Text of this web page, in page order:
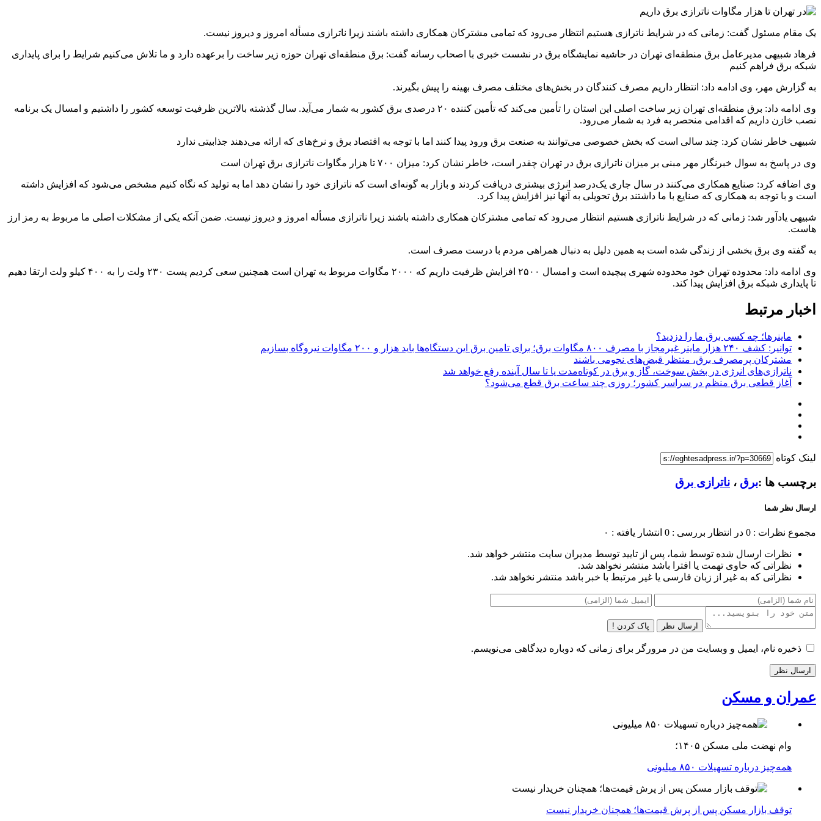
یک مقام مسئول گفت: زمانی که در شرایط ناترازی هستیم انتظار می‌رود که تمامی مشترکان همکاری داشته باشند زیرا ناترازی مسأله امروز و دیروز نیست.
فرهاد شبیهی مدیرعامل برق منطقه‌ای تهران در حاشیه نمایشگاه برق در نشست خبری با اصحاب رسانه گفت: برق منطقه‌ای تهران حوزه زیر ساخت را برعهده دارد و ما تلاش می‌کنیم شرایط را برای پایداری
شبکه برق فراهم کنیم
به گزارش مهر، وی ادامه داد: انتظار داریم مصرف کنندگان در بخش‌های مختلف مصرف بهینه را پیش بگیرند.
وی ادامه داد: برق منطقه‌ای تهران زیر ساخت اصلی این استان را تأمین می‌کند که تأمین کننده ۲۰ درصدی برق کشور به شمار می‌آید. سال گذشته بالاترین ظرفیت توسعه کشور را داشتیم و امسال یک برنامه
نصب خازن داریم که اقدامی منحصر به فرد به شمار می‌رود.
شبیهی خاطر نشان کرد: چند سالی است که بخش خصوصی می‌توانند به صنعت برق ورود پیدا کنند اما با توجه به اقتصاد برق و نرخ‌های که ارائه می‌دهند جذابیتی ندارد
وی در پاسخ به سوال خبرنگار مهر مبنی بر میزان ناترازی برق در تهران چقدر است، خاطر نشان کرد: میزان ۷۰۰ تا هزار مگاوات ناترازی برق تهران است
وی اضافه کرد: صنایع همکاری می‌کنند در سال جاری یک‌درصد انرژی بیشتری دریافت کردند و بازار به گونه‌ای است که ناترازی خود را نشان دهد اما به تولید که نگاه کنیم مشخص می‌شود که افزایش داشته
است و با توجه به همکاری که صنایع با ما داشتند برق تحویلی به آنها نیز افزایش پیدا کرد.
شبیهی یادآور شد: زمانی که در شرایط ناترازی هستیم انتظار می‌رود که تمامی مشترکان همکاری داشته باشند زیرا ناترازی مسأله امروز و دیروز نیست. ضمن آنکه یکی از مشکلات اصلی ما مربوط به رمز ارز
هاست.
به گفته وی برق بخشی از زندگی شده است به همین دلیل به دنبال همراهی مردم با درست مصرف است.
وی ادامه داد: محدوده تهران خود محدوده شهری پیچیده است و امسال ۲۵۰۰ افزایش ظرفیت داریم که ۲۰۰۰ مگاوات مربوط به تهران است همچنین سعی کردیم پست ۲۳۰ ولت را به ۴۰۰ کیلو ولت ارتقا دهیم
تا پایداری شبکه برق افزایش پیدا کند.
اخبار مرتبط
ماینرها؛ چه کسی برق ما را دزدید؟
توانیر: کشف ۲۴۰ هزار ماینر غیرمجاز با مصرف ۸۰۰ مگاوات برق؛ برای تامین برق این دستگاه‌ها باید هزار و ۲۰۰ مگاوات نیروگاه بسازیم
مشترکان پرمصرف برق، منتظر قبض‌های نجومی باشند
ناترازی‌های انرژی در بخش سوخت، گاز و برق در کوتاه‌‌مدت یا تا سال آینده رفع خواهد شد
آغاز قطعی برق منظم در سراسر کشور؛ روزی چند ساعت برق قطع می‌شود؟
لینک کوتاه
برچسب ها :برق ، ناترازی برق
ارسال نظر شما
مجموع نظرات : 0 در انتظار بررسی : 0 انتشار یافته : ۰
نظرات ارسال شده توسط شما، پس از تایید توسط مدیران سایت منتشر خواهد شد.
نظراتی که حاوی تهمت یا افترا باشد منتشر نخواهد شد.
نظراتی که به غیر از زبان فارسی یا غیر مرتبط با خبر باشد منتشر نخواهد شد.
ارسال نظر پاک کردن !
ذخیره نام، ایمیل و وبسایت من در مرورگر برای زمانی که دوباره دیدگاهی می‌نویسم.
عمران و مسکن
وام نهضت ملی مسکن ۱۴۰۵؛
همه‌چیز درباره تسهیلات ۸۵۰ میلیونی
توقف بازار مسکن پس از پرش قیمت‌ها؛ همچنان خریدار نیست